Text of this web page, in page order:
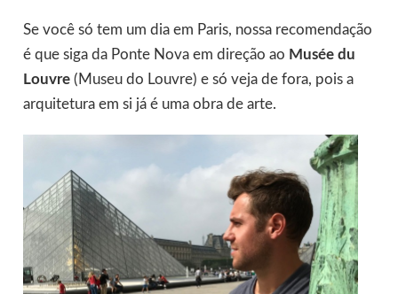
Se você só tem um dia em Paris, nossa recomendação
é que siga da Ponte Nova em direção ao Musée du
Louvre(Museu do Louvre) e só veja de fora, pois a
arquitetura em si já é uma obra de arte.